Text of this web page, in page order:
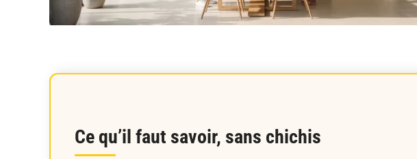
Ce qu’il faut savoir, sans chichis